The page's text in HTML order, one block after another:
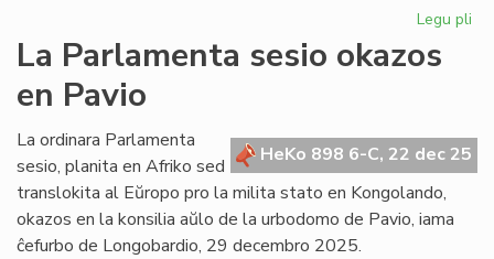
Legu pli
la
La Parlamenta sesio okazos
en Pavio
HeKo 898 6-C, 22 dec 25
La ordinara Parlamenta
sesio, planita en Afriko sed
translokita al Eŭropo pro la milita stato en Kongolando,
okazos en la konsilia aŭlo de la urbodomo de Pavio, iama
ĉefurbo de Longobardio, 29 decembro 2025.